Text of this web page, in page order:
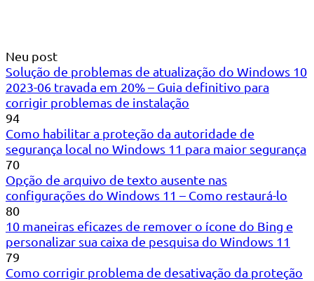
Neu post
Solução de problemas de atualização do Windows 10
2023-06 travada em 20% – Guia definitivo para
corrigir problemas de instalação
94
Como habilitar a proteção da autoridade de
segurança local no Windows 11 para maior segurança
70
Opção de arquivo de texto ausente nas
configurações do Windows 11 – Como restaurá-lo
80
10 maneiras eficazes de remover o ícone do Bing e
personalizar sua caixa de pesquisa do Windows 11
79
Como corrigir problema de desativação da proteção